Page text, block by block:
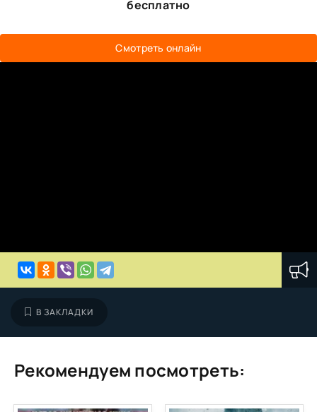
бесплатно
Смотреть онлайн
В ЗАКЛАДКИ
Рекомендуем посмотреть: